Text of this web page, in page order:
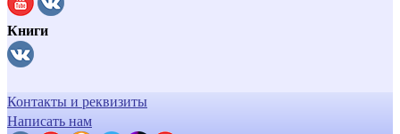
Книги
Контакты и реквизиты
Написать нам